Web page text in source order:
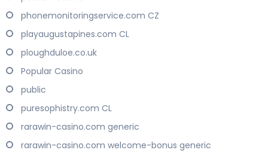
phonemonitoringservice.com CZ
playaugustapines.com CL
ploughduloe.co.uk
Popular Casino
public
puresophistry.com CL
rarawin-casino.com generic
rarawin-casino.com welcome-bonus generic